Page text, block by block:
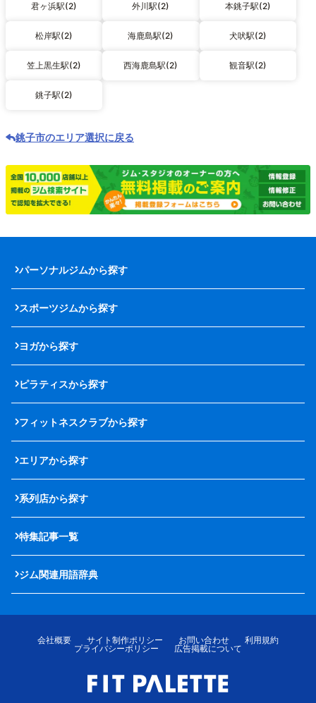
君ヶ浜駅(2) 外川駅(2) 本銚子駅(2)
松岸駅(2) 海鹿島駅(2) 犬吠駅(2)
笠上黒生駅(2) 西海鹿島駅(2) 観音駅(2)
銚子駅(2)
銚子市のエリア選択に戻る
パーソナルジムから探す
スポーツジムから探す
ヨガから探す
ピラティスから探す
フィットネスクラブから探す
エリアから探す
系列店から探す
特集記事一覧
ジム関連用語辞典
会社概要 サイト制作ポリシー お問い合わせ
利用規約
プライバシーポリシー
広告掲載について